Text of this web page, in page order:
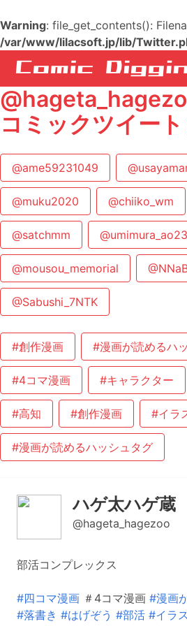
Warning: file_get_contents():
/var/www/lilacsoft.jp/lib/
コミックツイー
@ame59231049
@muku2020 @chiiko_wm
@satchmm @umimura_ao23
@mousou_memorial
@Sabushi_7NTK
#創作漫画 #漫画が読めるハ
#4コマ漫画 #キャラクター
#高知 #創作漫画 #イラ
#漫画が読めるハッシュタグ
ハゲ太ハゲ蔵
@hageta_hagezoo
部活コンプレックス
#四コマ漫画 ＃4コマ漫画 #漫画
#落書き #はげぞう #部活 #イラ